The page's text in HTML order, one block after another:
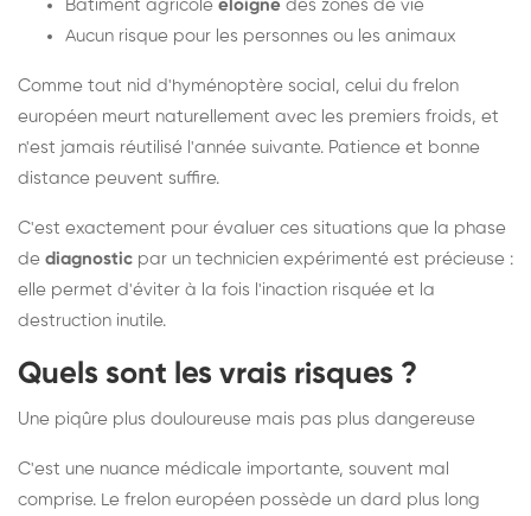
Bâtiment agricole éloigné des zones de vie
Aucun risque pour les personnes ou les animaux
Comme tout nid d'hyménoptère social, celui du frelon
européen meurt naturellement avec les premiers froids, et
n'est jamais réutilisé l'année suivante. Patience et bonne
distance peuvent suffire.
C'est exactement pour évaluer ces situations que la phase
de diagnostic par un technicien expérimenté est précieuse :
elle permet d'éviter à la fois l'inaction risquée et la
destruction inutile.
Quels sont les vrais risques ?
Une piqûre plus douloureuse mais pas plus dangereuse
C'est une nuance médicale importante, souvent mal
comprise. Le frelon européen possède un dard plus long